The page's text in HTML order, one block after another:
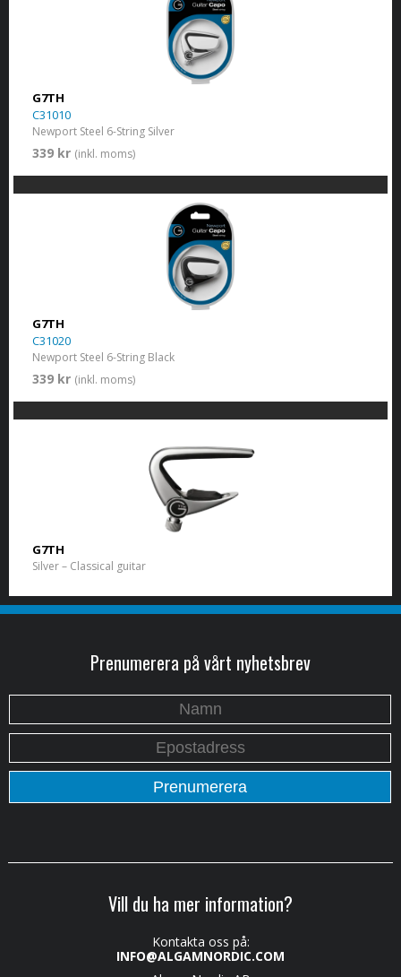
G7TH
C31010
Newport Steel 6-String Silver
339 kr (inkl. moms)
G7TH
C31020
Newport Steel 6-String Black
339 kr (inkl. moms)
G7TH
Silver – Classical guitar
Prenumerera på vårt nyhetsbrev
Vill du ha mer information?
Kontakta oss på:
INFO@ALGAMNORDIC.COM